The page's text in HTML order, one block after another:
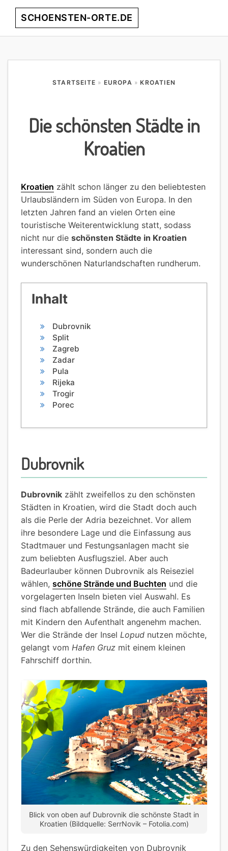
Skip
Skip
Skip
Skip
SCHOENSTEN-ORTE.DE
STARTSEITE » EUROPA »KROATIEN
Die schönsten Städte in
Kroatien
Kroatien zählt schon länger zu den beliebtesten
Urlaubsländern im Süden von Europa. In den
letzten Jahren fand an vielen Orten eine
touristische Weiterentwicklung statt, sodass
nicht nur die schönsten Städte in Kroatien
interessant sind, sondern auch die
wunderschönen Naturlandschaften rundherum.
Inhalt
Dubrovnik
Split
Zagreb
Zadar
Pula
Rijeka
Trogir
Porec
Dubrovnik
Dubrovnik zählt zweifellos zu den schönsten
Städten in Kroatien, wird die Stadt doch auch
als die Perle der Adria bezeichnet. Vor allem
ihre besondere Lage und die Einfassung aus
Stadtmauer und Festungsanlagen macht sie
zum beliebten Ausflugsziel. Aber auch
Badeurlauber können Dubrovnik als Reiseziel
wählen, schöne Strände und Buchten und die
vorgelagerten Inseln bieten viel Auswahl. Es
sind flach abfallende Strände, die auch Familien
mit Kindern den Aufenthalt angenehm machen.
Wer die Strände der Insel Lopud nutzen möchte,
gelangt vom Hafen Gruz mit einem kleinen
Fahrschiff dorthin.
Blick von oben auf Dubrovnik die schönste Stadt in
Kroatien (Bildquelle: SerrNovik – Fotolia.com)
Zu den Sehenswürdigkeiten von Dubrovnik